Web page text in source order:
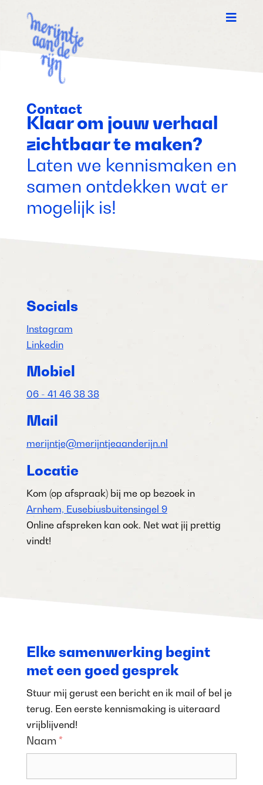

Contact
Klaar om jouw verhaal
zichtbaar te maken?
Laten we kennismaken en
samen ontdekken wat er
mogelijk is!
Socials
Instagram
Linkedin
Mobiel
06 - 41 46 38 38
Mail
merijntje@merijntjeaanderijn.nl
Locatie
Kom (op afspraak) bij me op bezoek in
Arnhem, Eusebiusbuitensingel 9
Online afspreken kan ook. Net wat jij prettig
vindt!
Elke samenwerking begint
met een goed gesprek
Stuur mij gerust een bericht en ik mail of bel je
terug. Een eerste kennismaking is uiteraard
vrijblijvend!
Naam *